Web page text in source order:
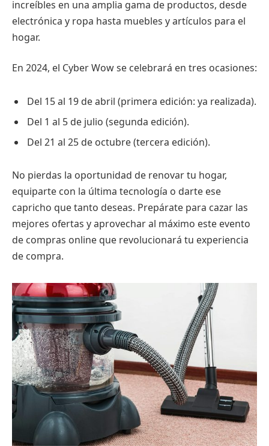
increíbles en una amplia gama de productos, desde
electrónica y ropa hasta muebles y artículos para el
hogar.
En 2024, el Cyber Wow se celebrará en tres ocasiones:
Del 15 al 19 de abril (primera edición: ya realizada).
Del 1 al 5 de julio (segunda edición).
Del 21 al 25 de octubre (tercera edición).
No pierdas la oportunidad de renovar tu hogar,
equiparte con la última tecnología o darte ese
capricho que tanto deseas. Prepárate para cazar las
mejores ofertas y aprovechar al máximo este evento
de compras online que revolucionará tu experiencia
de compra.